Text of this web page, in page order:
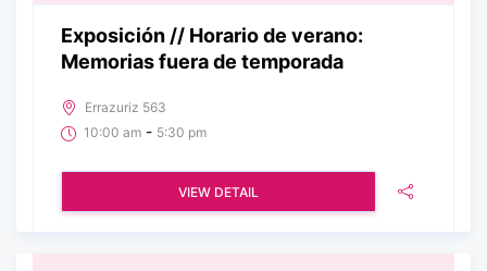
Exposición // Horario de verano:
Memorias fuera de temporada
Errazuriz 563
10:00 am - 5:30 pm
VIEW DETAIL